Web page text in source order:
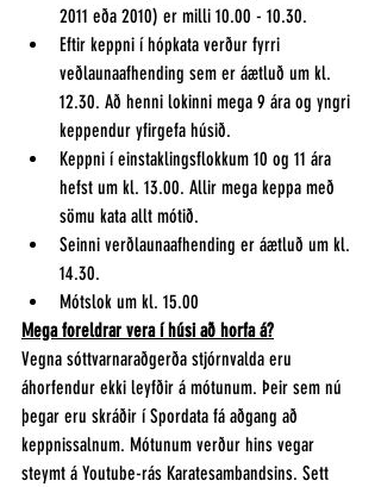
2011 eða 2010) er milli 10.00 - 10.30.
Eftir keppni í hópkata verður fyrri
veðlaunaafhending sem er áætluð um kl.
12.30. Að henni lokinni mega 9 ára og yngri
keppendur yfirgefa húsið.
Keppni í einstaklingsflokkum 10 og 11 ára
hefst um kl. 13.00. Allir mega keppa með
sömu kata allt mótið.
Seinni verðlaunaafhending er áætluð um kl.
14.30.
Mótslok um kl. 15.00
Mega foreldrar vera í húsi að horfa á?
Vegna sóttvarnaraðgerða stjórnvalda eru
áhorfendur ekki leyfðir á mótunum. Þeir sem nú
þegar eru skráðir í Spordata fá aðgang að
keppnissalnum. Mótunum verður hins vegar
steymt á Youtube-rás Karatesambandsins. Sett